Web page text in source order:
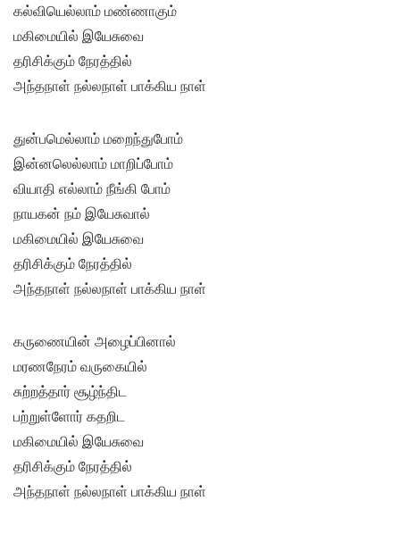
கல்வியெல்லாம் மண்ணாகும்
மகிமையில் இயேசுவை
தரிசிக்கும் நேரத்தில்
அந்தநாள் நல்லநாள் பாக்கிய நாள்
துன்பமெல்லாம் மறைந்துபோம்
இன்னலெல்லாம் மாறிப்போம்
வியாதி எல்லாம் நீங்கி போம்
நாயகன் நம் இயேசுவால்
மகிமையில் இயேசுவை
தரிசிக்கும் நேரத்தில்
அந்தநாள் நல்லநாள் பாக்கிய நாள்
கருணையின் அழைப்பினால்
மரணநேரம் வருகையில்
சுற்றத்தார் சூழ்ந்திட
பற்றுள்ளோர் கதறிட
மகிமையில் இயேசுவை
தரிசிக்கும் நேரத்தில்
அந்தநாள் நல்லநாள் பாக்கிய நாள்